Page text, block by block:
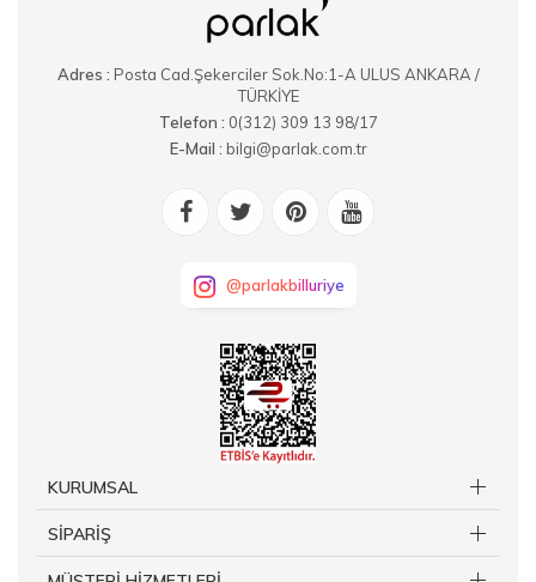
Adres : Posta Cad.Şekerciler Sok.No:1-A ULUS ANKARA /
TÜRKİYE
Telefon : 0(312) 309 13 98/17
E-Mail : bilgi@parlak.com.tr
@parlakbilluriye
KURUMSAL
SİPARİŞ